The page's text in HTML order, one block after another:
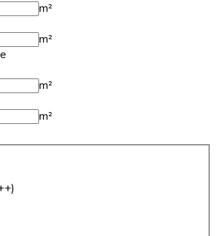
m²
m²
m²
m²